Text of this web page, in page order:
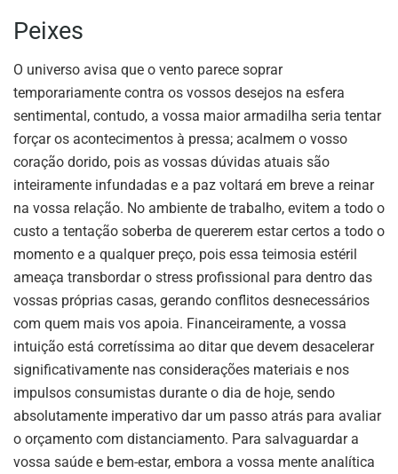
Peixes
O universo avisa que o vento parece soprar
temporariamente contra os vossos desejos na esfera
sentimental, contudo, a vossa maior armadilha seria tentar
forçar os acontecimentos à pressa; acalmem o vosso
coração dorido, pois as vossas dúvidas atuais são
inteiramente infundadas e a paz voltará em breve a reinar
na vossa relação. No ambiente de trabalho, evitem a todo o
custo a tentação soberba de quererem estar certos a todo o
momento e a qualquer preço, pois essa teimosia estéril
ameaça transbordar o stress profissional para dentro das
vossas próprias casas, gerando conflitos desnecessários
com quem mais vos apoia. Financeiramente, a vossa
intuição está corretíssima ao ditar que devem desacelerar
significativamente nas considerações materiais e nos
impulsos consumistas durante o dia de hoje, sendo
absolutamente imperativo dar um passo atrás para avaliar
o orçamento com distanciamento. Para salvaguardar a
vossa saúde e bem-estar, embora a vossa mente analítica